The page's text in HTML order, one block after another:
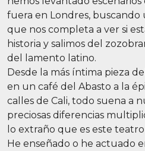
fuera en Londres, buscando
que nos completa a ver si
historia y salimos del
del lamento latino.
Desde la más íntima pieza
en un café del Abasto a la
calles de Cali, todo suena a
preciosas diferencias
lo extraño que es este
He enseñado o he actuado